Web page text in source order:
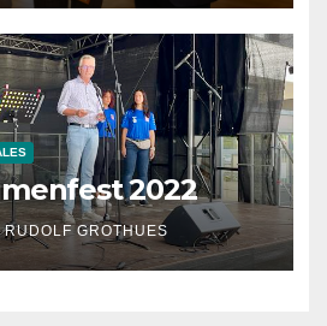
2022
RUDOLF GROTHUES